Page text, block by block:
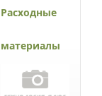
Расходные
материалы